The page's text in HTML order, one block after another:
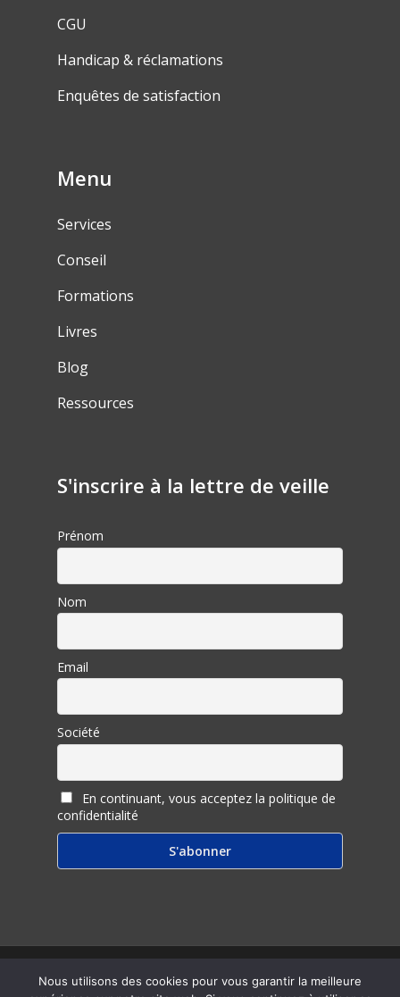
CGU
Handicap & réclamations
Enquêtes de satisfaction
Menu
Services
Conseil
Formations
Livres
Blog
Ressources
S'inscrire à la lettre de veille
Prénom
Nom
Email
Société
En continuant, vous acceptez la politique de
confidentialité
© 2026 Inter Ligere.
Nous utilisons des cookies pour vous garantir la meilleure